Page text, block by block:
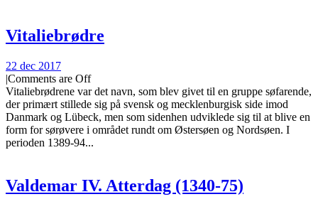
Vitaliebrødre
22 dec 2017
|Comments are Off
Vitaliebrødrene var det navn, som blev givet til en gruppe søfarende,
der primært stillede sig på svensk og mecklenburgisk side imod
Danmark og Lübeck, men som sidenhen udviklede sig til at blive en
form for sørøvere i området rundt om Østersøen og Nordsøen. I
perioden 1389-94...
Valdemar IV. Atterdag (1340-75)